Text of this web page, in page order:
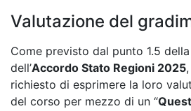
Valutazione del
Come previsto dal punto 1.5 della
dell’Accordo Stato Regioni 2025
richiesto di esprimere la loro
del corso per mezzo di un “